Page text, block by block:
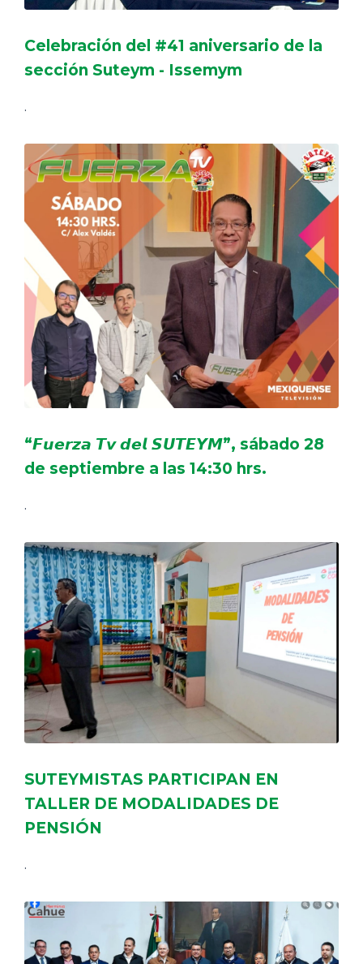
Celebración del #41 aniversario de la
sección Suteym - Issemym
.
“𝙁𝙪𝙚𝙧𝙯𝙖 𝙏𝙫 𝙙𝙚𝙡 𝙎𝙐𝙏𝙀𝙔𝙈”, sábado 28
de septiembre a las 14:30 hrs.
.
SUTEYMISTAS PARTICIPAN EN
TALLER DE MODALIDADES DE
PENSIÓN
.